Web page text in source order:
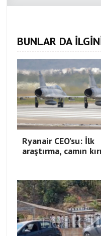
BUNLAR DA
Ryanair CEO’su: İlk
araştırma, camın